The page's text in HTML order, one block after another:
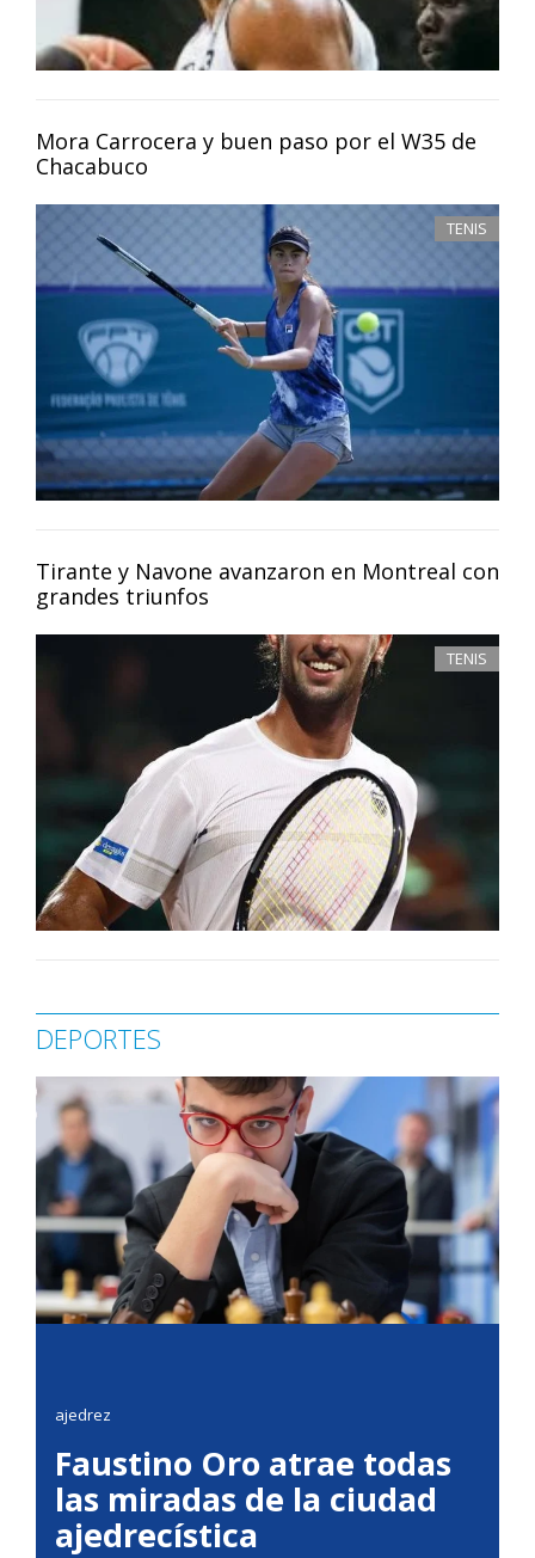
Mora Carrocera y buen paso por el W35 de
Chacabuco
TENIS
Tirante y Navone avanzaron en Montreal con
grandes triunfos
TENIS
DEPORTES
ajedrez
Faustino Oro atrae todas
las miradas de la ciudad
ajedrecística